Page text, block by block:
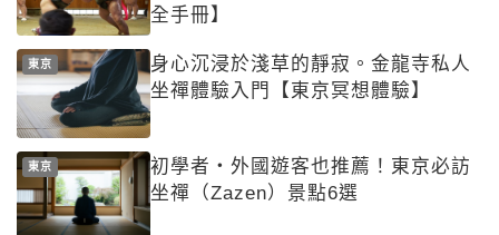
全手冊】
東京
身心沉浸於淺草的靜寂。金龍寺私人
坐禪體驗入門【東京冥想體驗】
東京
初學者・外國遊客也推薦！東京必訪
坐禪（Zazen）景點6選